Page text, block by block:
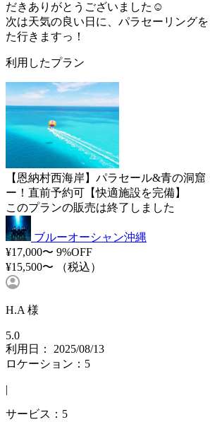
だきありがとうございました☺️
次は天気の良い日に、パラセーリング
た行きますっ！
利用したプラン
【恩納村西海岸】パラセール&青の洞
ー！直前予約可【快適施設を完備】
このプランの販売は終了しました
ブルーオーシャン沖縄
¥17,000〜 9%OFF
¥15,500〜
（税込）
H.A 様
5.0
利用日： 2025/08/13
ロケーション：5
|
サービス：5